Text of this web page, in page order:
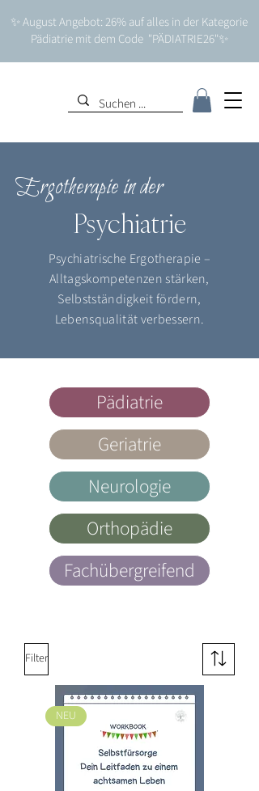
✨ August Angebot: 26% auf alles in der Kategorie
Pädiatrie mit dem Code "PÄDIATRIE26"✨
Ergotherapie in der
Psychiatrie
Psychiatrische Ergotherapie –
Alltagskompetenzen stärken,
Selbstständigkeit fördern,
Lebensqualität verbessern.
Pädiatrie
Geriatrie
Neurologie
Orthopädie
Fachübergreifend
Filter
NEU